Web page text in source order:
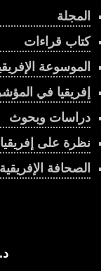
المجلة
كتاب قراءات
الموسوعة
إفريقيا في
دراسات وبحوث
نظرة على إفريقيا
الصحافة الإفريقية